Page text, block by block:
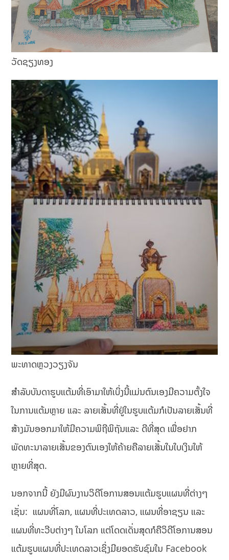
ວັດຊຽງທອງ
ພະທາດຫຼວງວຽງຈັນ
ສຳລັບບັນດາຮູບແຕ້ມທີ່ເອົາມາໃຫ້ເບິ່ງນີ້ແມ່ນຕົນເອງມີຄວາມຕັ້ງໃຈ
ໃນການແຕ້ມຫຼາຍ ແລະ ລາຍເສັ້ນທີ່ຢູ່ໃນຮູບແຕ້ມກໍເປັນລາຍເສັ້ນທີ່
ສ້າງມັນອອກມາໃຫ້ມີຄວາມພິຖີພິຖັນແລະ ດີທີ່ສຸດ ເພື່ອຢາກ
ພັດທະນາລາຍເສັ້ນຂອງຕົນເອງໃຫ້ຄ້າຍຄືລາຍເສັ້ນໃນໃບເງິນໃຫ້
ຫຼາຍທີ່ສຸດ.
ນອກຈາກນີ້ ຍັງມີຜົນງານວິດີໂອການສອນແຕ້ມຮູບແຜນທີ່ຕ່າງໆ
ເຊັ່ນ: ແຜນທີ່ໂລກ, ແຜນທີ່ປະເທດລາວ, ແຜນທີ່ອາຊຽນ ແລະ
ແຜນທີ່ທະວີບຕ່າງໆ ໃນໂລກ ແຕ່ໂດດເດັ່ນສຸດກໍຄືວິດີໂອການສອນ
ແຕ້ມຮູບແຜນທີ່ປະເທດລາວເຊິ່ງມີຍອດຮັບຊົມໃນ Facebook